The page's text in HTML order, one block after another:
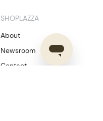
SHOPLAZZA
About
Newsroom
Contact